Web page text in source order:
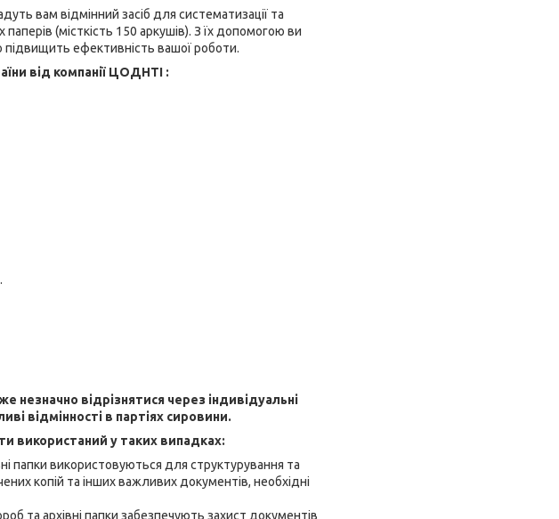
вам відмінний засіб для систематизації та
(місткість 150 аркушів). З їх допомогою ви
ефективність вашої роботи.
від компанії ЦОДНТІ :
незначно відрізнятися через індивідуальні
відмінності в партіях сировини.
використаний у таких випадках:
папки використовуються для структурування та
копій та інших важливих документів, необхідні
та архівні папки забезпечують захист документів